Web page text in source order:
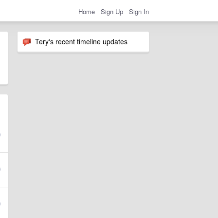
Home Sign Up Sign In
Tery's recent timeline updates